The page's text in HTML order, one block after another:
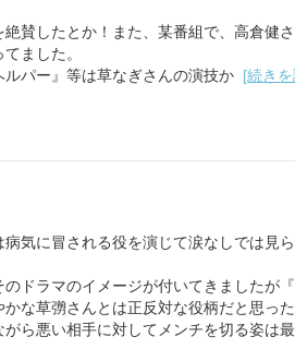
賛したとか！また、某番組で、高倉健
ました。
パー』等は草なぎさんの演技か [続き
気に冒される役を演じて涙なしでは見
ドラマのイメージが付いてきましたが
な草彅さんとは正反対な役柄だと思っ
ら悪い相手に対してメンチを切る姿は